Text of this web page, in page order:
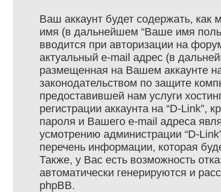
Ваш аккаунт будет содержать,
имя (в дальнейшем “Ваше имя
вводится при авторизации на
актуальный e-mail адрес (в
размещенная на Вашем аккаунте
законодательством по защите
предоставившей нам услуги
регистрации аккаунта на “D-
пароля и Вашего e-mail адреса
усмотрению администрации “D-
перечень информации, которая
Также, у Вас есть возможность
автоматически генерируются и
phpBB.